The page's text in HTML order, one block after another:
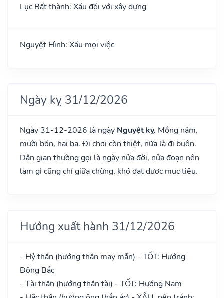
Lục Bất thành: Xấu đối với xây dựng
Nguyệt Hình: Xấu mọi việc
Ngày kỵ 31/12/2026
Ngày 31-12-2026 là ngày Nguyệt kỵ. Mồng năm,
mười bốn, hai ba. Đi chơi còn thiệt, nữa là đi buôn.
Dân gian thường gọi là ngày nửa đời, nửa đoạn nên
làm gì cũng chỉ giữa chừng, khó đạt được mục tiêu.
Hướng xuất hành 31/12/2026
- Hỷ thần (hướng thần may mắn) - TỐT: Hướng
Đông Bắc
- Tài thần (hướng thần tài) - TỐT: Hướng Nam